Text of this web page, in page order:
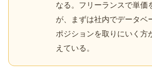
なる。フリーランスで単価
が、まずは社内でデータベ
ポジションを取りにいく方
えている。